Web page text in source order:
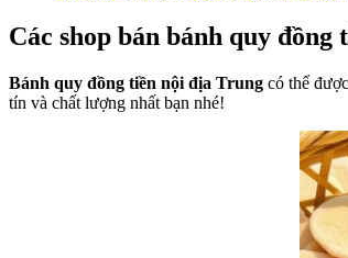
Các shop bán bánh quy
Bánh quy đồng tiền nội địa Trung có thể
tín và chất lượng nhất bạn nhé!